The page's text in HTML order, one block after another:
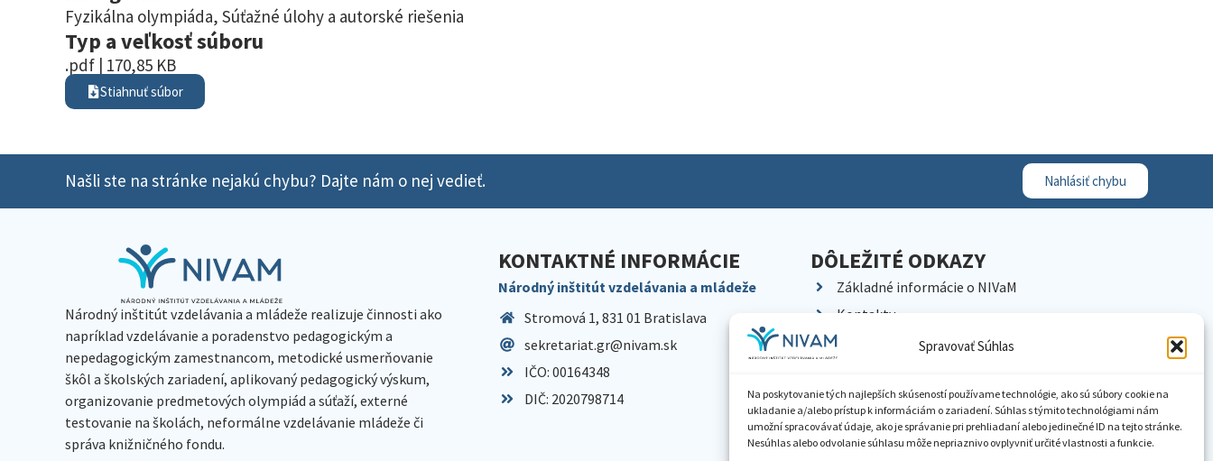
Spravovať Súhlas
Na poskytovanie tých najlepších skúseností používame technológie, ako sú súbory cookie na
ukladanie a/alebo prístup k informáciám o zariadení. Súhlas s týmito technológiami nám
umožní spracovávať údaje, ako je správanie pri prehliadaní alebo jedinečné ID na tejto stránke.
Nesúhlas alebo odvolanie súhlasu môže nepriaznivo ovplyvniť určité vlastnosti a funkcie.
Fyzikálna olympiáda, Súťažné úlohy a autorské riešenia
Typ a veľkosť súboru
.pdf | 170,85 KB
Stiahnuť súbor
Našli ste na stránke nejakú chybu? Dajte nám o nej vedieť. Nahlásiť chybu
Národný inštitút vzdelávania a mládeže realizuje činnosti ako
napríklad vzdelávanie a poradenstvo pedagogickým a
nepedagogickým zamestnancom, metodické usmerňovanie
škôl a školských zariadení, aplikovaný pedagogický výskum,
organizovanie predmetových olympiád a súťaží, externé
testovanie na školách, neformálne vzdelávanie mládeže či
správa knižničného fondu.
KONTAKTNÉ INFORMÁCIE
Národný inštitút vzdelávania a mládeže
Stromová 1, 831 01 Bratislava
sekretariat.gr@nivam.sk
IČO: 00164348
DIČ: 2020798714
DÔLEŽITÉ ODKAZY
Základné informácie o NIVaM
Kontakty
Kariéra
Pracoviská NIVaM
Dokumenty inštitúcie
Knižnica